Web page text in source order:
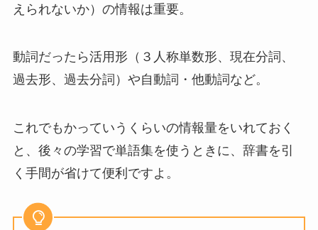
えられないか）の情報は重要。
動詞だったら活用形（３人称単数形、現在分詞、
過去形、過去分詞）や自動詞・他動詞など。
これでもかっていうくらいの情報量をいれておく
と、後々の学習で単語集を使うときに、辞書を引
く手間が省けて便利ですよ。